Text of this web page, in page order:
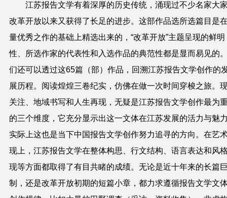
江苏报告文学有着深厚的历史传统，涌现过不少名家大
改革开放以来又获得了长足的进步。这部作品选所选篇目是
量优秀之作的基础上精选出来的，“改革开放”主题呈现的鲜明
性、所选作家的代表性和入选作品的典范性都是显而易见的
们还可以透过这65篇（部）作品，回溯江苏报告文学创作的
展历程。阅读煌煌三卷纪实，仿佛在做一次时间穿梭之旅。
关注、地域书写和人生再现，无疑是江苏报告文学创作最为
的三个维度，它充分显示出这一文体在江苏发展的活力与魅
实际上这也是当下中国报告文学创作努力追寻的方向。在艺
现上，江苏报告文学在整体构思、行文结构、语言表达和风
现等方面都取得了有目共睹的成绩。无论是近十年来的长篇
制，还是改革开放初期的短篇小章，都力求遵循报告文学文